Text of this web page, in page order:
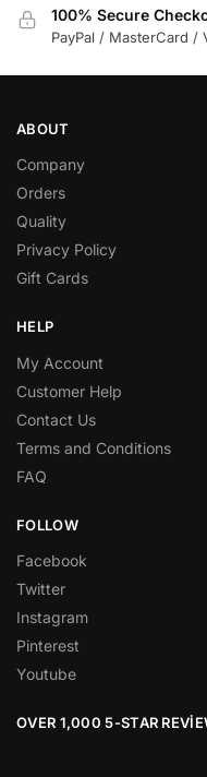
100% Secure
PayPal / MasterCard /
ABOUT
Company
Orders
Quality
Privacy Policy
Gift Cards
HELP
My Account
Customer Help
Contact Us
Terms and Conditions
FAQ
FOLLOW
Facebook
Twitter
Instagram
Pinterest
Youtube
OVER 1,000 5-STAR